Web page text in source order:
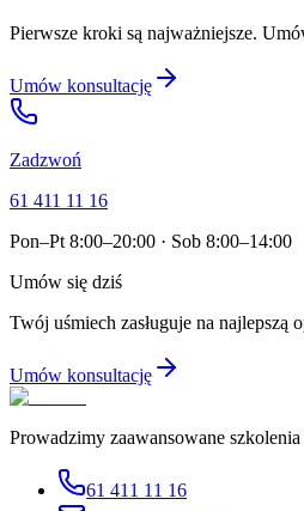
Pierwsze kroki są najważniejsze.
Umów konsultację
Zadzwoń
61 411 11 16
Pon–Pt 8:00–20:00 · Sob 8:00–14:00
Umów się dziś
Twój uśmiech zasługuje na najlepszą
Umów konsultację
Prowadzimy zaawansowane
61 411 11 16